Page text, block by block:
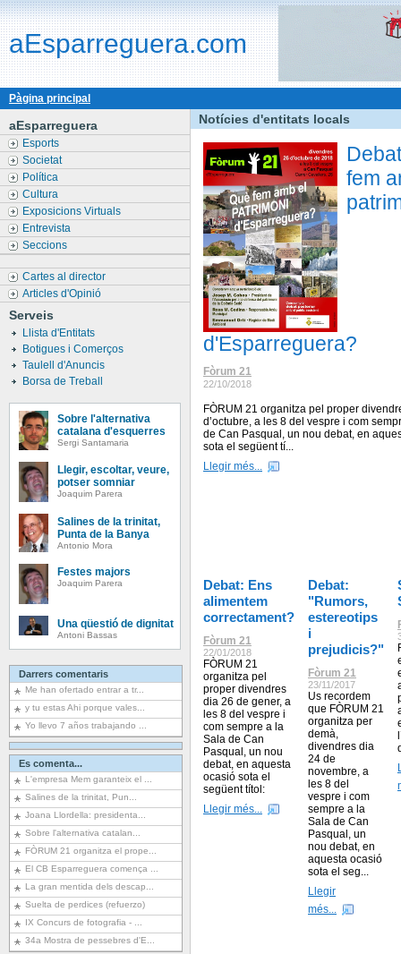
aEsparreguera.com
Pàgina principal
aEsparreguera
Esports
Societat
Política
Cultura
Exposicions Virtuals
Entrevista
Seccions
Cartes al director
Articles d'Opinió
Serveis
Llista d'Entitats
Botigues i Comerços
Taulell d'Anuncis
Borsa de Treball
Sobre l'alternativa
catalana d'esquerres
Sergi Santamaria
Llegir, escoltar, veure,
potser somniar
Joaquim Parera
Salines de la trinitat,
Punta de la Banya
Antonio Mora
Festes majors
Joaquim Parera
Una qüestió de dignitat
Antoni Bassas
Darrers comentaris
Me han ofertado entrar a tr...
y tu estas Ahi porque vales...
Yo llevo 7 años trabajando ...
Es comenta...
L'empresa Mem garanteix el ...
Salines de la trinitat, Pun...
Joana Llordella: presidenta...
Sobre l'alternativa catalan...
FÒRUM 21 organitza el prope...
El CB Esparreguera comença ...
La gran mentida dels descap...
Suelta de perdices (refuerzo)
IX Concurs de fotografia - ...
34a Mostra de pessebres d'E...
Notícies d'entitats locals
fem
d'Esparreguera?
Fòrum 21
22/10/2018
FÒRUM 21 organitza pel proper
d’octubre, a les 8 del vespre i com
de Can Pasqual, un nou debat, en
sota el següent tí...
Llegir més...
Debat: Ens
alimentem
correctament?
Fòrum 21
22/01/2018
FÒRUM 21
organitza pel
proper divendres
dia 26 de gener, a
les 8 del vespre i
com sempre a la
Sala de Can
Pasqual, un nou
debat, en aquesta
ocasió sota el
següent títol:
Llegir més...
Debat:
"Rumors,
estereotips
i
prejudicis?"
Fòrum 21
23/11/2017
Us recordem
que FÒRUM 21
organitza per
demà,
divendres dia
24 de
novembre, a
les 8 del
vespre i com
sempre a la
Sala de Can
Pasqual, un
nou debat, en
aquesta ocasió
sota el seg...
Llegir
més...